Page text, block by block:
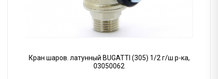
Кран шаров. латунный BUGATTI (305) 1/2 г/ш р-ка,
03050062